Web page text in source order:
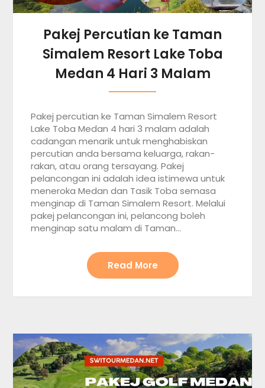
Pakej Percutian ke Taman
Simalem Resort Lake Toba
Medan 4 Hari 3 Malam
Pakej percutian ke Taman Simalem Resort
Lake Toba Medan 4 hari 3 malam adalah
cadangan menarik untuk menghabiskan
percutian anda bersama keluarga, rakan-
rakan, atau orang tersayang. Pakej
pelancongan ini adalah idea istimewa untuk
meneroka Medan dan Tasik Toba semasa
menginap di Taman Simalem Resort. Melalui
pakej pelancongan ini, pelancong boleh
menginap satu malam di Taman…
Read More